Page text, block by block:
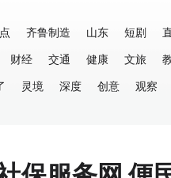
齐鲁制造 山东 短剧
财经 交通 健康 文旅
灵境 深度 创意 观察